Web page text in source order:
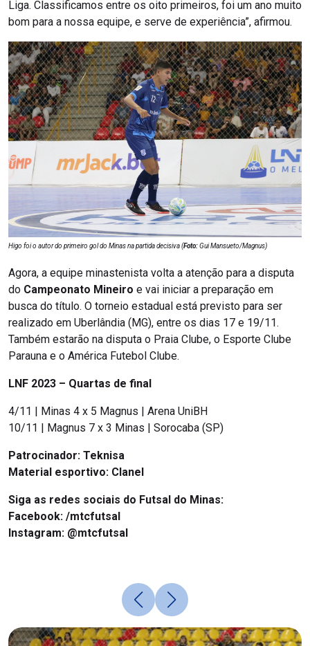
Liga. Classificamos entre os oito primeiros, foi um ano muito
bom para a nossa equipe, e serve de experiência”, afirmou.
Higo foi o autor do primeiro gol do Minas na partida decisiva (Foto:Gui Mansueto/Magnus)
Agora, a equipe minastenista volta a atenção para a disputa
do Campeonato Mineiro e vai iniciar a preparação em
busca do título. O torneio estadual está previsto para ser
realizado em Uberlândia (MG), entre os dias 17 e 19/11.
Também estarão na disputa o Praia Clube, o Esporte Clube
Parauna e o América Futebol Clube.
LNF 2023 – Quartas de final
4/11 | Minas 4 x 5 Magnus | Arena UniBH
10/11 | Magnus 7 x 3 Minas | Sorocaba (SP)
Patrocinador: Teknisa
Material esportivo: Clanel
Siga as redes sociais do Futsal do Minas:
Facebook: /mtcfutsal
Instagram: @mtcfutsal